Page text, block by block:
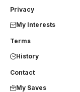
Privacy
My Interests
Terms
History
Contact
My Saves